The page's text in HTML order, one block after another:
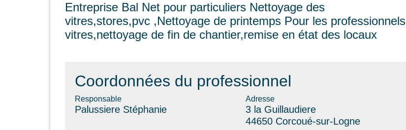
Entreprise Bal Net pour particuliers Nettoyage des
vitres,stores,pvc ,Nettoyage de printemps Pour les professionnels
vitres,nettoyage de fin de chantier,remise en état des locaux
Coordonnées du professionnel
Responsable
Palussiere Stéphanie
Adresse
3 la Guillaudiere
44650 Corcoué-sur-Logne